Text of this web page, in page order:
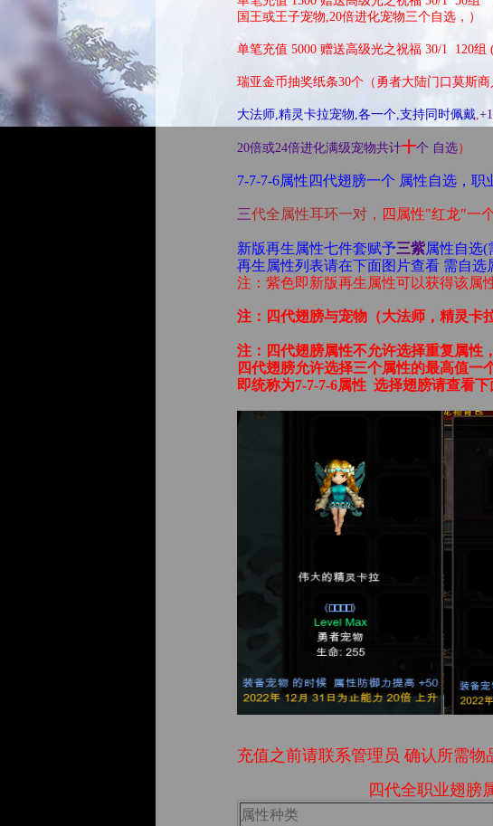
国王或王子宠物,20倍进化宠物三个自选，）
单笔充值 5000 赠送高级光之祝福 30/1 120组
瑞亚金币抽奖纸条30个（勇者大陆门口莫斯
大法师,精灵卡拉宠物,各一个,支持同时佩戴,
20倍或24倍进化满级宠物共计十个 自选）
7-7-7-6属性四代翅膀一个 属性自选，职
三代全属性耳环一对， 四属性"红龙"一
新版再生属性七件套赋予三紫属性自选(
再生属性列表请在下面图片查看 需自选
注：紫色即新版再生属性可以获得该属
注：四代翅膀与宠物（大法师，精灵卡
注：四代翅膀属性不允许选择重复属性
四代翅膀允许选择三个属性的最高值一
即统称为7-7-7-6属性 选择翅膀请查看
充值之前请联系管理员 确认所需物
四代全职业翅膀
属性种类